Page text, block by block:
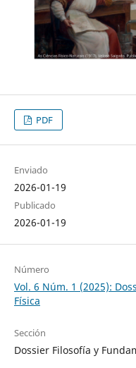
PDF
Enviado
2026-01-19
Publicado
2026-01-19
Número
Vol. 6 Núm. 1 (2025):
Física
Sección
Dossier Filosofía y